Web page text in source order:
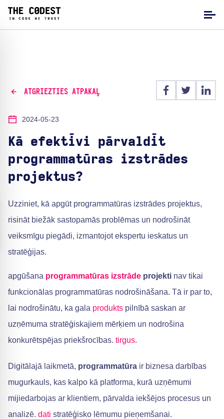
ATGRIEZTIES ATPAKAĻ
2024-05-23
Kā efektīvi pārvaldīt
programmatūras izstrādes
projektus?
Uzziniet, kā apgūt programmatūras izstrādes projektus,
risināt biežāk sastopamās problēmas un nodrošināt
veiksmīgu piegādi, izmantojot ekspertu ieskatus un
stratēģijas.
apgūšana programmatūras izstrāde projekti nav tikai
funkcionālas programmatūras nodrošināšana. Tā ir par to,
lai nodrošinātu, ka gala produkts pilnībā saskan ar
uzņēmuma stratēģiskajiem mērķiem un nodrošina
konkurētspējas priekšrocības. tirgus.
Digitālajā laikmetā, programmatūra ir biznesa darbības
mugurkauls, kas kalpo kā platforma, kurā uzņēmumi
mijiedarbojas ar klientiem, pārvalda iekšējos procesus un
analizē. dati stratēģisko lēmumu pieņemšanai.